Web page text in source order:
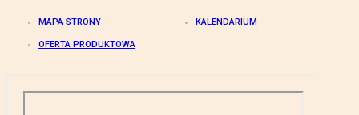
MAPA STRONY KALENDARIUM
OFERTA PRODUKTOWA